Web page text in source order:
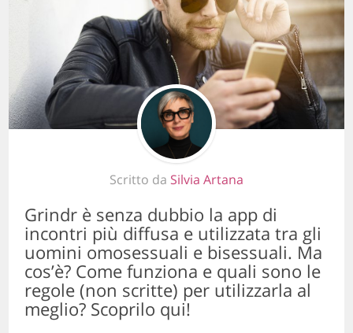
Scritto da Silvia Artana
Grindr è senza dubbio la app di
incontri più diffusa e utilizzata tra gli
uomini omosessuali e bisessuali. Ma
cos’è? Come funziona e quali sono le
regole (non scritte) per utilizzarla al
meglio? Scoprilo qui!